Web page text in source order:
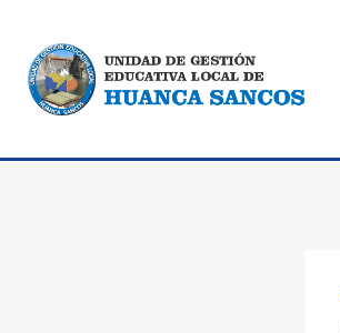
contenido